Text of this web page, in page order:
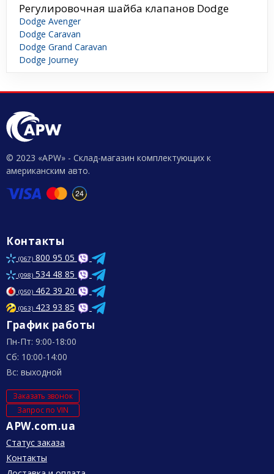
Регулировочная шайба клапанов Dodge
Dodge Avenger
Dodge Caravan
Dodge Grand Caravan
Dodge Journey
© 2023 «APW» - Склад-магазин комплектующих к
американским авто.
Контакты
(067) 800 95 05
(098) 534 48 85
(050) 462 39 20
(063) 423 93 85
График работы
Пн-Пт: 9:00-18:00
Сб: 10:00-14:00
Вс: выходной
Заказать звонок
Запрос по VIN
APW.com.ua
Статус заказа
Контакты